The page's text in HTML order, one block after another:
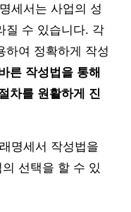
세서는 사업의 성
질 수 있습니다. 각
하여 정확하게 작성
른 작성법을 통해
차를 원활하게 진
명세서 작성법을
선택을 할 수 있